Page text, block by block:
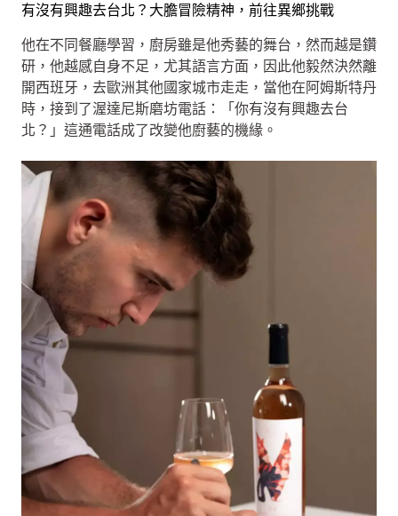
有沒有興趣去台北？大膽冒險精神，前往異鄉挑戰
他在不同餐廳學習，廚房雖是他秀藝的舞台，然而越是鑽
研，他越感自身不足，尤其語言方面，因此他毅然決然離
開西班牙，去歐洲其他國家城市走走，當他在阿姆斯特丹
時，接到了渥達尼斯磨坊電話：「你有沒有興趣去台
北？」這通電話成了改變他廚藝的機緣。